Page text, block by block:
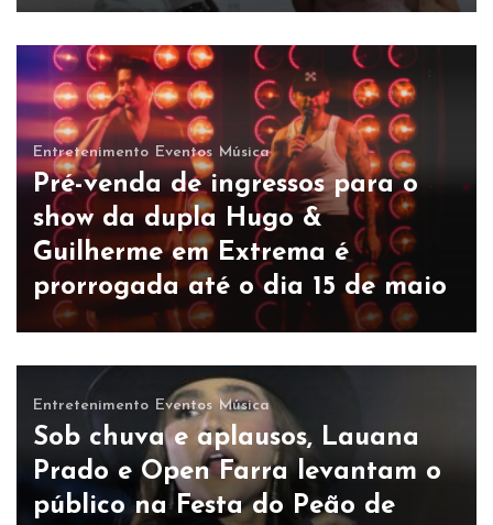
Entretenimento Eventos Música
Pré-venda de ingressos para o
show da dupla Hugo &
Guilherme em Extrema é
prorrogada até o dia 15 de maio
Entretenimento Eventos Música
Sob chuva e aplausos, Lauana
Prado e Open Farra levantam o
público na Festa do Peão de